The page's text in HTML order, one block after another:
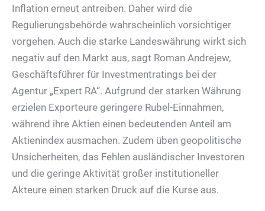
Inflation erneut antreiben. Daher wird die
Regulierungsbehörde wahrscheinlich vorsichtiger
vorgehen. Auch die starke Landeswährung wirkt sich
negativ auf den Markt aus, sagt Roman Andrejew,
Geschäftsführer für Investmentratings bei der
Agentur „Expert RA“. Aufgrund der starken Währung
erzielen Exporteure geringere Rubel-Einnahmen,
während ihre Aktien einen bedeutenden Anteil am
Aktienindex ausmachen. Zudem üben geopolitische
Unsicherheiten, das Fehlen ausländischer Investoren
und die geringe Aktivität großer institutioneller
Akteure einen starken Druck auf die Kurse aus.